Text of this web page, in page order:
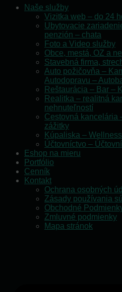
Naše služby
Vizitka web – do 24
Ubytovacie
penzión – chata
Foto a Video služby
Obce, mestá, OZ a
Stavebná firma,
Auto požičovňa –
Autodopravu –
Reštaurácia – Bar –
Realitka – realitná
nehnuteľností
Cestovná kancelária
zážitky
Kúpaliska –
Účtovníctvo –
Eshop na mieru
Portfólio
Cenník
Kontakt
Ochrana osobných
Zásady používania
Obchodné
Zmluvné podmienky
Mapa stránok